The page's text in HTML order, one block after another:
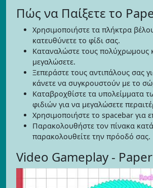
Πώς να Παίξετε το
Χρησιμοποιήστε τα πλήκτρα
κατευθύνετε το φίδι σας.
Καταναλώστε τους πολύχρωμους
μεγαλώσετε.
Ξεπεράστε τους αντιπάλους σας
κάνετε να συγκρουστούν με το
Καταβροχθίστε τα υπολείμματα
φιδιών για να μεγαλώσετε
Χρησιμοποιήστε το spacebar για
Παρακολουθήστε τον πίνακα
παρακολουθείτε την πρόοδό σας.
Video Gameplay -